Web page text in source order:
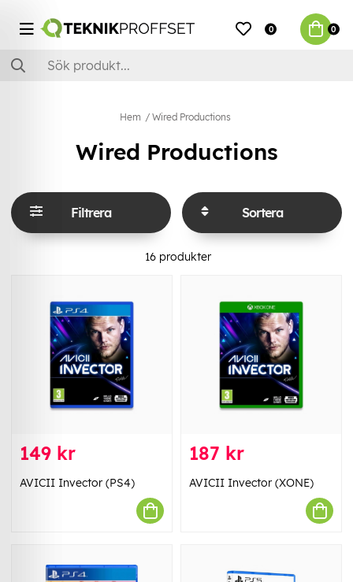
0 0
Hem Wired Productions
Wired Productions
Filtrera Sortera
16 produkter
149 kr
AVICII Invector (PS4)
187 kr
AVICII Invector (XONE)